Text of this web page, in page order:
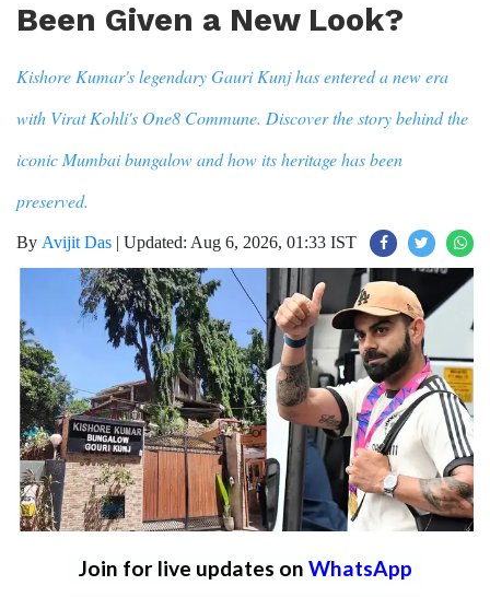
Been Given a New Look?
Kishore Kumar's legendary Gauri Kunj has entered a new era
with Virat Kohli's One8 Commune. Discover the story behind the
iconic Mumbai bungalow and how its heritage has been
preserved.
By Avijit Das | Updated: Aug 6, 2026, 01:33 IST
Join for live updates on WhatsApp